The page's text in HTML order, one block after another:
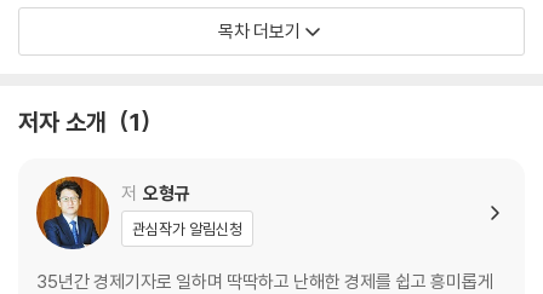
“안전벨트를 꽉 조이고 침착하게 대응하라”는 따뜻하면서도 단호한 조언
을 건넨다. 뜨거운 시장의 열기 속에서 차가운 이성을 되찾아줄 『투자 인문
01. 나는 평균 이상이다 ?우월성 착각
모두가 워비곤 호숫가에 산다
02. 나는 투자, 너는 투기 - 자기중심 편향
세상의 중심은 나
밖에서 보면 쉬워 보인다
목차 더보기
저자 소개 1
저 오형규
관심작가 알림신청
35년간 경제기자로 일하며 딱딱하고 난해한 경제를 쉽고 흥미롭게